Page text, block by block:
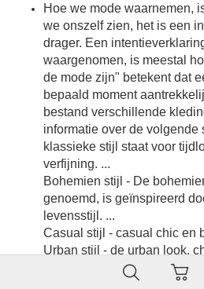
Hoe we mode waarnemen,
we onszelf zien, het is een
drager. Een
waargenomen, is meestal
de mode zijn" betekent dat
bepaald moment
bestand verschillende
informatie over de
klassieke stijl staat voor
verfijning. ...
Bohemien stijl - De
genoemd, is geïnspireerd
levensstijl. ...
Casual stijl - casual chic en
Urban stijl - de urban look,
Trendy stijl – de